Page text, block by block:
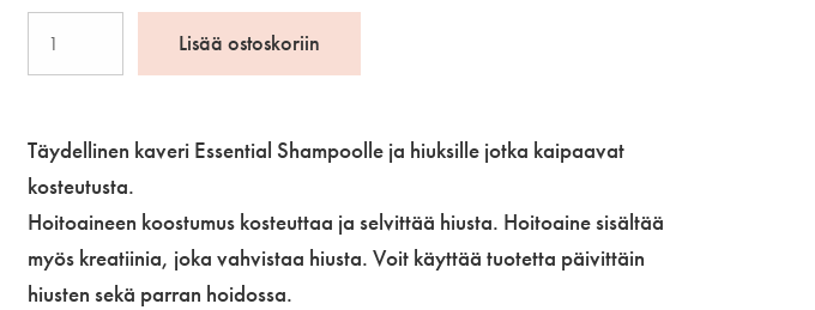
250
ml
määrä
Lisää ostoskoriin
Täydellinen kaveri Essential Shampoolle ja hiuksille jotka kaipaavat
kosteutusta.
Hoitoaineen koostumus kosteuttaa ja selvittää hiusta. Hoitoaine sisältää
myös kreatiinia, joka vahvistaa hiusta. Voit käyttää tuotetta päivittäin
hiusten sekä parran hoidossa.